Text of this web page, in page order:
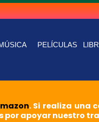
PELÍCULAS
. Si realiza una
por apoyar nuestro